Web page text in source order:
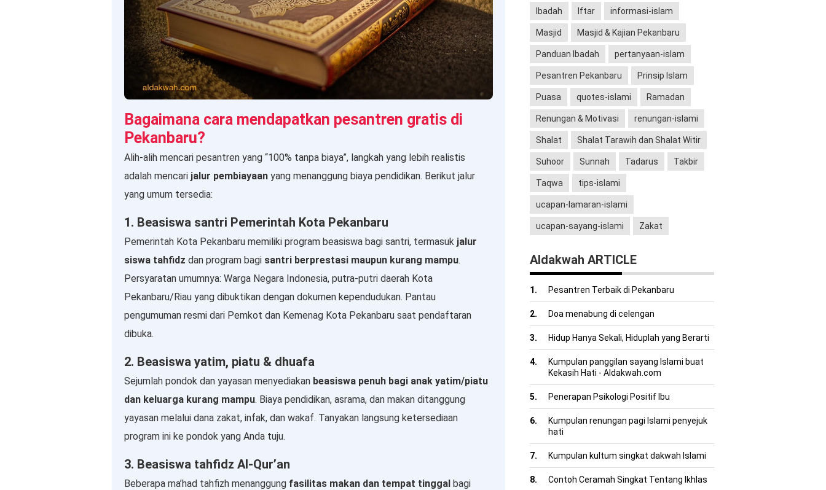
Bagaimana cara mendapatkan pesantren gratis di
Pekanbaru?
Alih-alih mencari pesantren yang “100% tanpa biaya”, langkah yang lebih realistis
adalah mencari jalur pembiayaan yang menanggung biaya pendidikan. Berikut jalur
yang umum tersedia:
1. Beasiswa santri Pemerintah Kota Pekanbaru
Pemerintah Kota Pekanbaru memiliki program beasiswa bagi santri, termasuk jalur
siswa tahfidz dan program bagi santri berprestasi maupun kurang mampu.
Persyaratan umumnya: Warga Negara Indonesia, putra-putri daerah Kota
Pekanbaru/Riau yang dibuktikan dengan dokumen kependudukan. Pantau
pengumuman resmi dari Pemkot dan Kemenag Kota Pekanbaru saat pendaftaran
dibuka.
2. Beasiswa yatim, piatu & dhuafa
Sejumlah pondok dan yayasan menyediakan beasiswa penuh bagi anak yatim/piatu
dan keluarga kurang mampu. Biaya pendidikan, asrama, dan makan ditanggung
yayasan melalui dana zakat, infak, dan wakaf. Tanyakan langsung ketersediaan
program ini ke pondok yang Anda tuju.
3. Beasiswa tahfidz Al-Qur’an
Beberapa ma’had tahfizh menanggung fasilitas makan dan tempat tinggal bagi
Ibadah Iftar informasi-islam
Masjid Masjid & Kajian Pekanbaru
Panduan Ibadah pertanyaan-islam
Pesantren Pekanbaru Prinsip Islam
Puasa quotes-islami Ramadan
Renungan & Motivasi renungan-islami
Shalat Shalat Tarawih dan Shalat Witir
Suhoor Sunnah Tadarus Takbir
Taqwa tips-islami
ucapan-lamaran-islami
ucapan-sayang-islami Zakat
Aldakwah ARTICLE
Pesantren Terbaik di Pekanbaru
Doa menabung di celengan
Hidup Hanya Sekali, Hiduplah yang Berarti
Kumpulan panggilan sayang Islami buat
Kekasih Hati - Aldakwah.com
Penerapan Psikologi Positif Ibu
Kumpulan renungan pagi Islami penyejuk
hati
Kumpulan kultum singkat dakwah Islami
Contoh Ceramah Singkat Tentang Ikhlas